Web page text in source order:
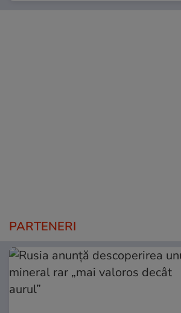
PARTENERI